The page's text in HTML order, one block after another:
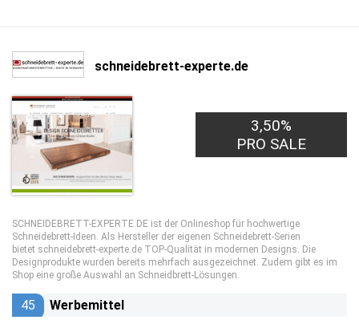
schneidebrett-experte.de
3,50%
PRO SALE
SCHNEIDEBRETT-EXPERTE.DE ist der Onlineshop für hochwertige
Schneidebrett-Ideen. Als Hersteller der eigenen Schneidebrett-Serien
bietet schneidebrett-experte.de TOP-Qualität in modernen Designs. Die
Designprodukte wurden bereits mehrfach ausgezeichnet. Zudem gibt es im
Shop eine große Auswahl an Schneidbrett-Lösungen.
45 Werbemittel